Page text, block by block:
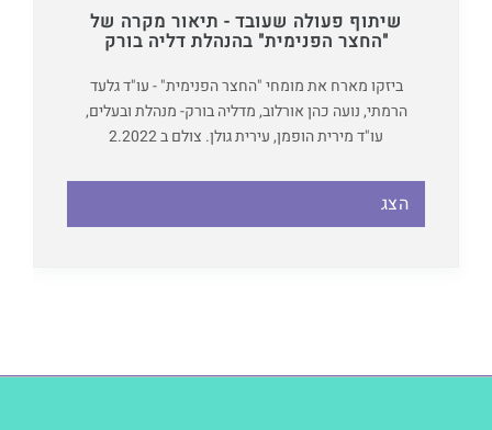
שיתוף פעולה שעובד - תיאור מקרה של
"החצר הפנימית" בהנהלת דליה בורק
ביזקו מארח את מומחי "החצר הפנימית" - עו"ד גלעד
הרמתי, נועה כהן אורלוב, מדליה בורק- מנהלת ובעלים,
עו"ד מירית הופמן, עירית גולן. צולם ב 2.2022
הצג